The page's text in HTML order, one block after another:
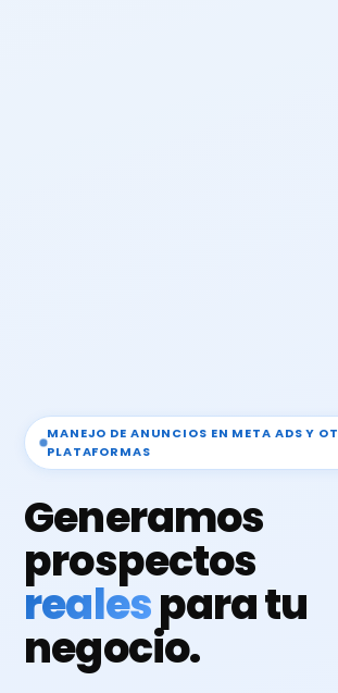
MANEJO DE ANUNCIOS EN META ADS Y
PLATAFORMAS
Generamos
prospectos
realespara tu
negocio.